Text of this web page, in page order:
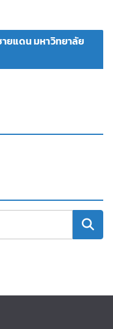
ยแดน มหาวิทยาลัย